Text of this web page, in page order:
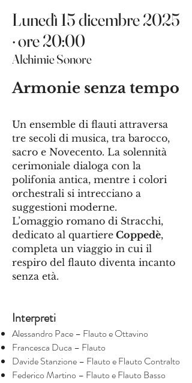
Transfiguratio Domini
Ingressus Gloriosus Iesu in
ascendit Gloria Regis]
In Cœna Domini
Passio et Crucifixio Christi
Resurrectio Christi [Trinum in
contrapuncto: Præludium,
Canon in octava et Finis]
Lunedì 15 dicembre 2025
· ore 20:00
Alchimie Sonore
Armonie senza tempo
Un ensemble di flauti attraversa
tre secoli di musica, tra barocco,
sacro e Novecento. La solennità
cerimoniale dialoga con la
polifonia antica, mentre i colori
orchestrali si intrecciano a
suggestioni moderne.
L’omaggio romano di Stracchi,
dedicato al quartiere Coppedè,
completa un viaggio in cui il
respiro del flauto diventa incanto
senza età.
Interpreti
Alessandro Pace – Flauto e Ottavino
Francesca Duca – Flauto
Davide Stanzione – Flauto e Flauto Contralto
Federico Martino – Flauto e Flauto Basso